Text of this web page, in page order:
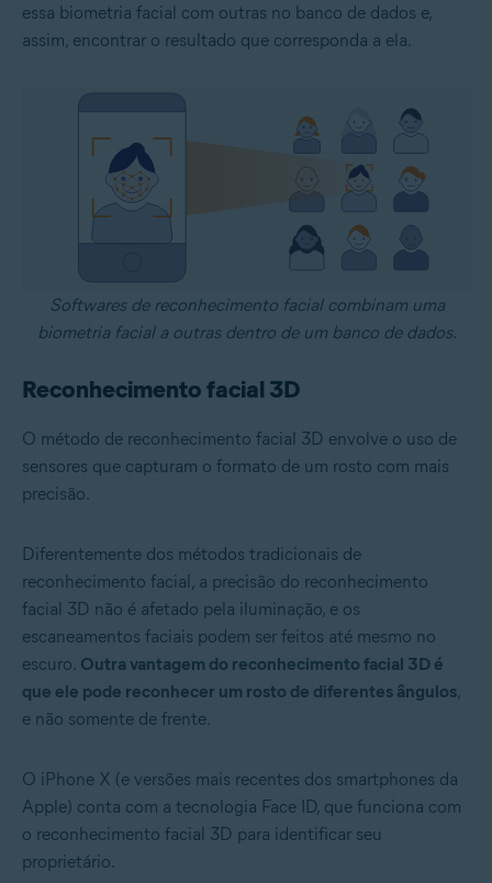
essa biometria facial com outras no banco de dados e,
assim, encontrar o resultado que corresponda a ela.
Softwares de reconhecimento facial combinam uma
biometria facial a outras dentro de um banco de dados.
Reconhecimento facial 3D
O método de reconhecimento facial 3D envolve o uso de
sensores que capturam o formato de um rosto com mais
precisão.
Diferentemente dos métodos tradicionais de
reconhecimento facial, a precisão do reconhecimento
facial 3D não é afetado pela iluminação, e os
escaneamentos faciais podem ser feitos até mesmo no
escuro. Outra vantagem do reconhecimento facial 3D é
que ele pode reconhecer um rosto de diferentes ângulos,
e não somente de frente.
O iPhone X (e versões mais recentes dos smartphones da
Apple) conta com a tecnologia Face ID, que funciona com
o reconhecimento facial 3D para identificar seu
proprietário.